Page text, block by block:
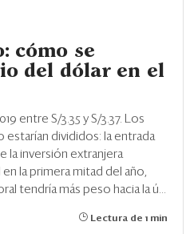
cómo se
del dólar en el
entre S/3.35 y S/3.37. Los
divididos: la entrada
la inversión extranjera
la primera mitad del año,
tendría más peso hacia la ú...
Lectura de 1 min